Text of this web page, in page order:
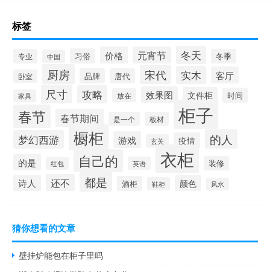
标签
专业 中国 习俗 价格 元宵节 冬天 冬季
卧室 厨房 品牌 唐代 宋代 实木 客厅
家具 尺寸 攻略 放在 效果图 文件柜 时间
春节 春节期间 是一个 板材 柜子
梦幻西游 橱柜 游戏 玄关 疫情 的人
的是 红包 自己的 英语 衣柜 装修
诗人 还不 都是 酒柜 鞋柜 颜色 风水
猜你想看的文章
壁挂炉能包在柜子里吗